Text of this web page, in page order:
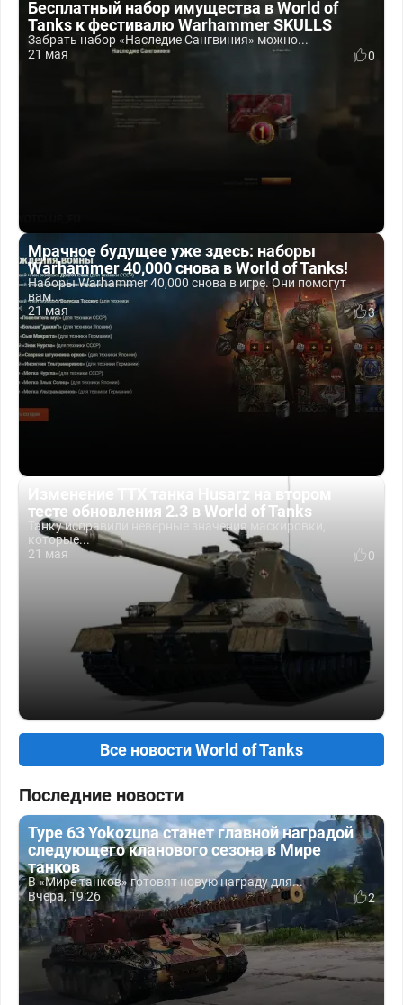
Бесплатный набор имущества в World of
Tanks к фестивалю Warhammer SKULLS
Забрать набор «Наследие Сангвиния» можно...
21 мая
0
Мрачное будущее уже здесь: наборы
Warhammer 40,000 снова в World of Tanks!
Наборы Warhammer 40,000 снова в игре. Они помогут
вам...
21 мая
3
Изменение ТТХ танка Husarz на втором
тесте обновления 2.3 в World of Tanks
Танку исправили неверные значения маскировки,
которые...
21 мая
0
Все новости World of Tanks
Последние новости
Type 63 Yokozuna станет главной наградой
следующего кланового сезона в Мире
танков
В «Мире танков» готовят новую награду для...
Вчера, 19:26
2